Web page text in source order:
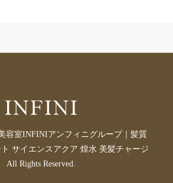
容室INFINIアンフィニグループ｜髪質
サイエンスアクア 煌水 美髪チャージ
All Rights Reserved.